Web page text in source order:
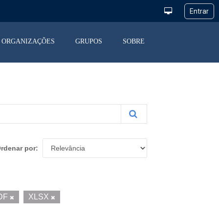
ORGANIZAÇÕES GRUPOS SOBRE
por
XLSX